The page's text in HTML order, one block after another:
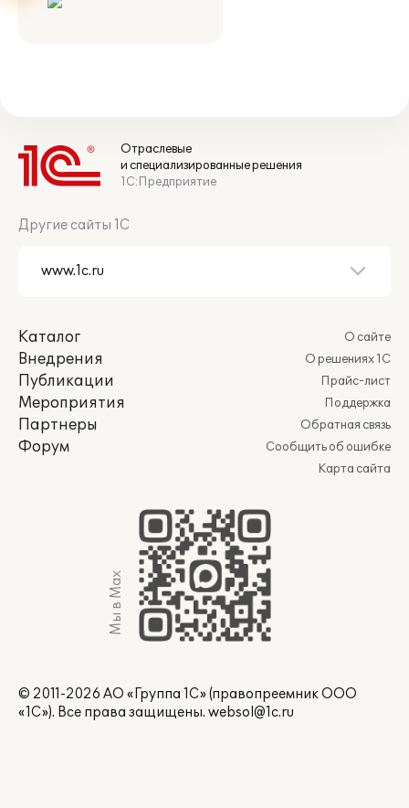
Отраслевые
и специализированные решения
1С:Предприятие
Другие сайты 1С
Каталог
Внедрения
Публикации
Мероприятия
Партнеры
Форум
О сайте
О решениях 1С
Прайс-лист
Поддержка
Обратная связь
Сообщить об ошибке
Карта сайта
Мы в Max
© 2011-2026 АО «Группа 1С» (правопреемник ООО
«1С»). Все права защищены. websol@1c.ru